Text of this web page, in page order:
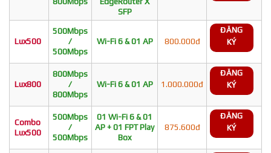
SFP
Lux500
500Mbps
/
500Mbps
Wi-Fi 6 & 01 AP 800.000đ
ĐĂNG
KÝ
Lux800
800Mbps
/
800Mbps
Wi-Fi 6 & 01 AP 1.000.000đ
ĐĂNG
KÝ
Combo
Lux500
500Mbps
/
500Mbps
01 Wi-Fi 6 & 01
AP + 01 FPT Play
Box
875.600đ
ĐĂNG
KÝ